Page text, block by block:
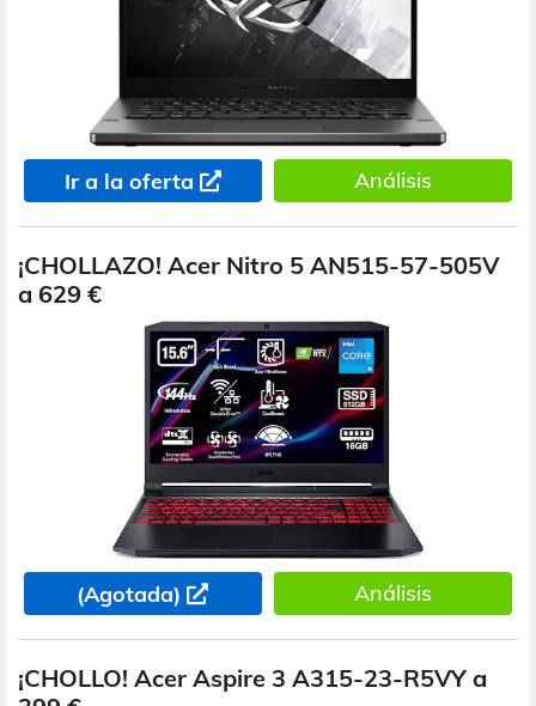
Ir a la oferta Análisis
¡CHOLLAZO! Acer Nitro 5 AN515-57-505V
a 629 €
(Agotada) Análisis
¡CHOLLO! Acer Aspire 3 A315-23-R5VY a